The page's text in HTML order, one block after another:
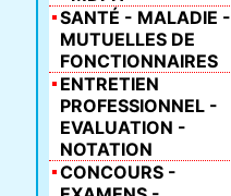
SANTÉ - MALADIE -
MUTUELLES DE
FONCTIONNAIRES
ENTRETIEN
PROFESSIONNEL -
EVALUATION -
NOTATION
CONCOURS -